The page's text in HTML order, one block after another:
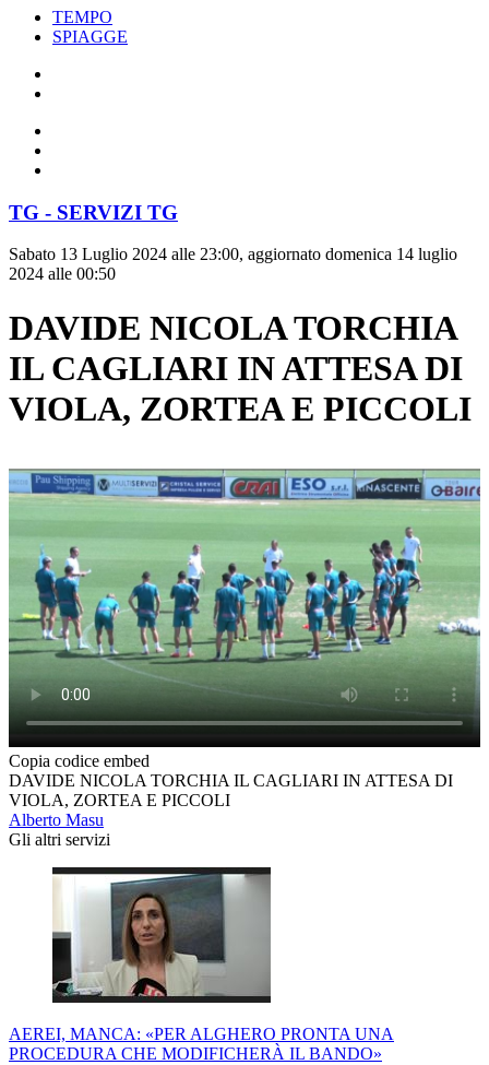
TEMPO
SPIAGGE
TG - SERVIZI TG
Sabato 13 Luglio 2024 alle 23:00, aggiornato domenica 14 luglio
2024 alle 00:50
DAVIDE NICOLA TORCHIA
IL CAGLIARI IN ATTESA DI
VIOLA, ZORTEA E PICCOLI
Copia codice embed
DAVIDE NICOLA TORCHIA IL CAGLIARI IN ATTESA DI
VIOLA, ZORTEA E PICCOLI
Alberto Masu
Gli altri servizi
AEREI, MANCA: «PER ALGHERO PRONTA UNA
PROCEDURA CHE MODIFICHERÀ IL BANDO»